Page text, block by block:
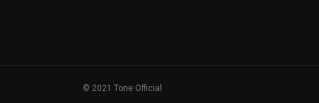
© 2021 Tone Official